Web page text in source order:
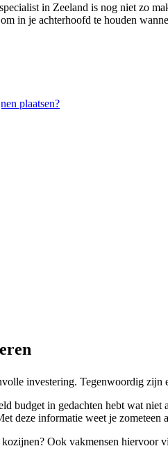
in Zeeland is nog niet zo
in je achterhoofd te houden
plaatsen?
investering. Tegenwoordig
budget in gedachten hebt wat
deze informatie weet je
Ook vakmensen hiervoor